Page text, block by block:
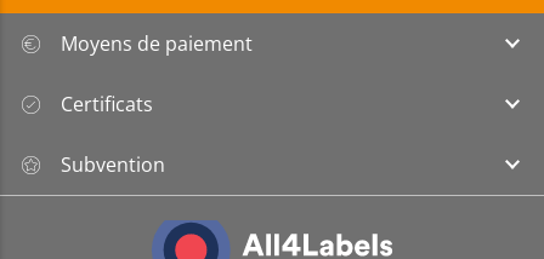
Moyens de paiement
Certificats
Subvention